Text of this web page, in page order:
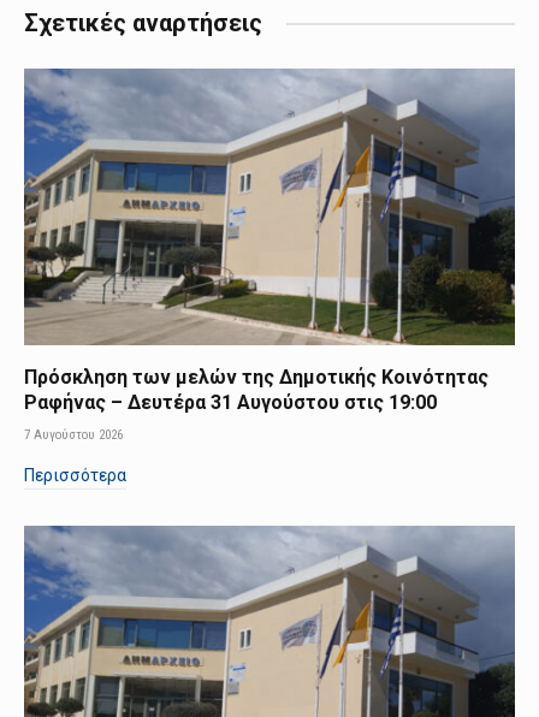
Σχετικές αναρτήσεις
Πρόσκληση των μελών της Δημοτικής Κοινότητας
Ραφήνας – Δευτέρα 31 Αυγούστου στις 19:00
7 Αυγούστου 2026
Περισσότερα